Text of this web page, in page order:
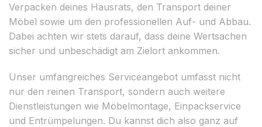
Verpacken deines Hausrats, den Transport deiner
Möbel sowie um den professionellen Auf- und Abbau.
Dabei achten wir stets darauf, dass deine Wertsachen
sicher und unbeschädigt am Zielort ankommen.
Unser umfangreiches Serviceangebot umfasst nicht
nur den reinen Transport, sondern auch weitere
Dienstleistungen wie Möbelmontage, Einpackservice
und Entrümpelungen. Du kannst dich also ganz auf